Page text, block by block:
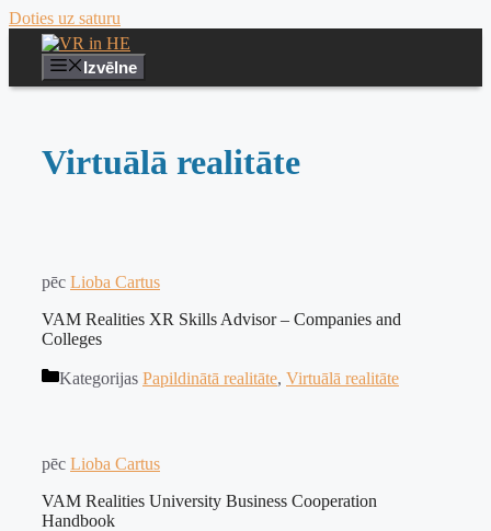
Doties uz saturu
Izvēlne
Virtuālā realitāte
pēc Lioba Cartus
VAM Realities XR Skills Advisor – Companies and
Colleges
Kategorijas Papildinātā realitāte, Virtuālā realitāte
pēc Lioba Cartus
VAM Realities University Business Cooperation
Handbook